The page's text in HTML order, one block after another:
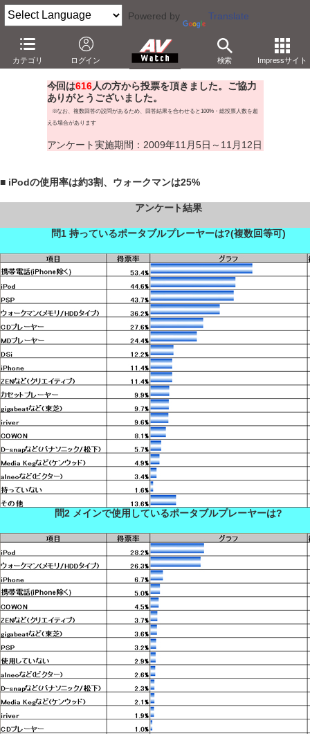
Powered by Translate
カテゴリ ログイン 検索 Impressサイト
AV Watch 読者アンケート結果発表 【第5回】
～【ポータブルプレーヤー】半数がiPodかウォークマンを使用 ～
今回は616人の方から投票を頂きました。ご協力
ありがとうございました。
※なお、複数回答の設問があるため、回答結果を合わせると100%・総投票人数を超
える場合があります
アンケート実施期間：2009年11月5日～11月12日
■ iPodの使用率は約3割、ウォークマンは25%
アンケート結果
問1 持っているポータブルプレーヤーは?(複数回等可)
問2 メインで使用しているポータブルプレーヤーは?